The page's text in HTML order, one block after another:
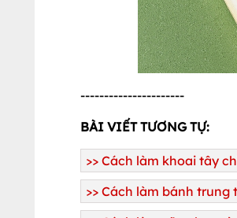
----------------------
BÀI VIẾT TƯƠNG TỰ:
>> Cách làm khoai tây
>> Cách làm bánh trung